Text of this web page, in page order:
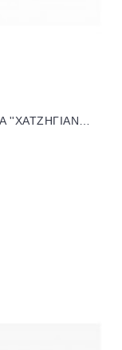
CRISPY ΧΡΩΜΑ ΛΕΥΚΟ MAT KOYΦΕΤΑ ''ΧΑΤΖΗΓΙΑΝΝΑΚΗ'' 1KG 190253.001 15.59€!!!